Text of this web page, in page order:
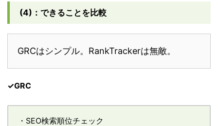
(4)：できることを比較
GRCはシンプル。RankTrackerは無敵。
✓GRC
・SEO検索順位チェック